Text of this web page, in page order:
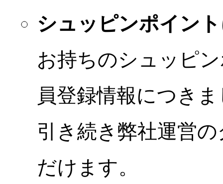
シュッピンポイン
お持ちのシュッピ
員登録情報につき
引き続き弊社運営
だけます。